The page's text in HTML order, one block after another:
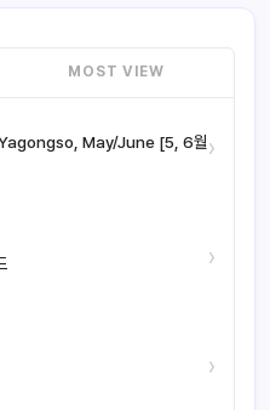
MOST VIEW
May/June [5, 6월›
›
›